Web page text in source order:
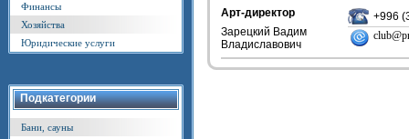
Финансы
Хозяйства
Юридические услуги
Подкатегории
Бани, сауны
Арт-директор
Зарецкий Вадим
Владиславович
+996